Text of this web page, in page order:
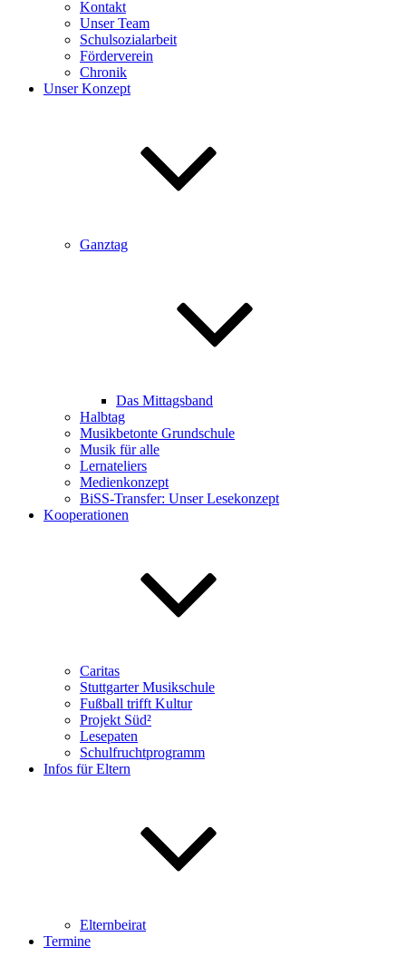
Kontakt
Unser Team
Schulsozialarbeit
Förderverein
Chronik
Unser Konzept
Ganztag
Das Mittagsband
Halbtag
Musikbetonte Grundschule
Musik für alle
Lernateliers
Medienkonzept
BiSS-Transfer: Unser Lesekonzept
Kooperationen
Caritas
Stuttgarter Musikschule
Fußball trifft Kultur
Projekt Süd²
Lesepaten
Schulfruchtprogramm
Infos für Eltern
Elternbeirat
Termine